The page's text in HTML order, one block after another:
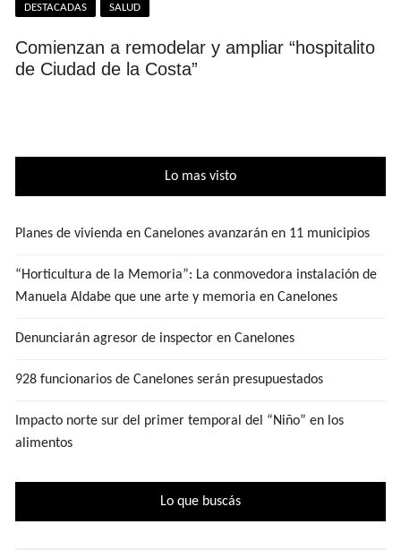
DESTACADAS SALUD
Comienzan a remodelar y ampliar “hospitalito
de Ciudad de la Costa”
Lo mas visto
Planes de vivienda en Canelones avanzarán en 11 municipios
“Horticultura de la Memoria”: La conmovedora instalación de
Manuela Aldabe que une arte y memoria en Canelones
Denunciarán agresor de inspector en Canelones
928 funcionarios de Canelones serán presupuestados
Impacto norte sur del primer temporal del “Niño” en los
alimentos
Lo que buscás